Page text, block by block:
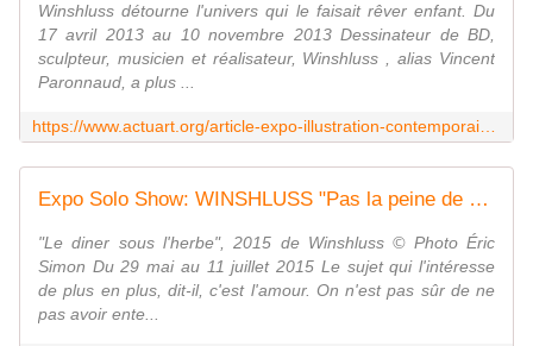
Winshluss détourne l'univers qui le faisait rêver enfant. Du
17 avril 2013 au 10 novembre 2013 Dessinateur de BD,
sculpteur, musicien et réalisateur, Winshluss , alias Vincent
Paronnaud, a plus ...
Expo Solo Show: WINSHLUSS "Pas la peine de pleurer, personne ne te regarde... " - ACTUART by Eric SIMON
"Le diner sous l'herbe", 2015 de Winshluss © Photo Éric
Simon Du 29 mai au 11 juillet 2015 Le sujet qui l'intéresse
de plus en plus, dit-il, c'est l'amour. On n'est pas sûr de ne
pas avoir ente...